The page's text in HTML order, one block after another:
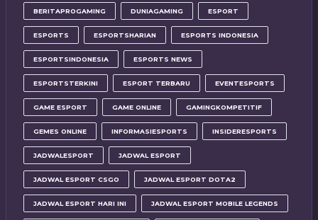
BERITAPROGAMING DUNIAGAMING ESPORT
ESPORTS ESPORTSHARIAN ESPORTS INDONESIA
ESPORTSINDONESIA ESPORTS NEWS
ESPORTSTERKINI ESPORT TERBARU EVENTESPORTS
GAME ESPORT GAME ONLINE GAMINGKOMPETITIF
GEMES ONLINE INFORMASIESPORTS INSIDERESPORTS
JADWALESPORT JADWAL ESPORT
JADWAL ESPORT CSGO JADWAL ESPORT DOTA2
JADWAL ESPORT HARI INI JADWAL ESPORT MOBILE LEGENDS